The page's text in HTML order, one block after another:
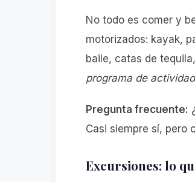
No todo es comer y
motorizados: kayak,
baile, catas de
programa de
Pregunta frecuente:
Casi siempre sí, pero
Excursiones: lo